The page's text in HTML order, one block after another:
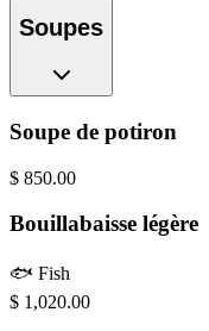
Soupes
Soupe de potiron
$ 850.00
Bouillabaisse légère
🐟 Fish
$ 1,020.00